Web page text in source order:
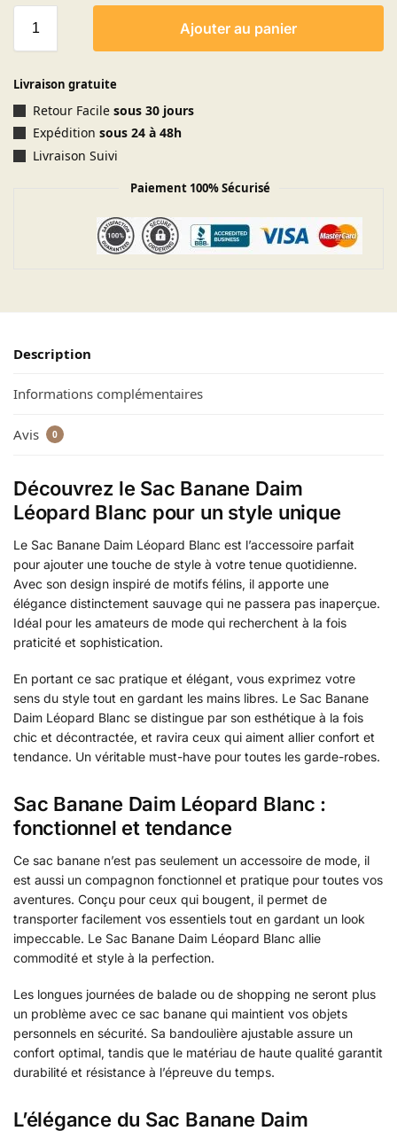
Ajouter au panier
Livraison gratuite
Retour Facile sous 30 jours
Expédition sous 24 à 48h
Livraison Suivi
Paiement 100% Sécurisé
Description
Informations complémentaires
Avis 0
Découvrez le Sac Banane Daim
Léopard Blanc pour un style unique
Le Sac Banane Daim Léopard Blanc est l’accessoire parfait
pour ajouter une touche de style à votre tenue quotidienne.
Avec son design inspiré de motifs félins, il apporte une
élégance distinctement sauvage qui ne passera pas inaperçue.
Idéal pour les amateurs de mode qui recherchent à la fois
praticité et sophistication.
En portant ce sac pratique et élégant, vous exprimez votre
sens du style tout en gardant les mains libres. Le Sac Banane
Daim Léopard Blanc se distingue par son esthétique à la fois
chic et décontractée, et ravira ceux qui aiment allier confort et
tendance. Un véritable must-have pour toutes les garde-robes.
Sac Banane Daim Léopard Blanc :
fonctionnel et tendance
Ce sac banane n’est pas seulement un accessoire de mode, il
est aussi un compagnon fonctionnel et pratique pour toutes vos
aventures. Conçu pour ceux qui bougent, il permet de
transporter facilement vos essentiels tout en gardant un look
impeccable. Le Sac Banane Daim Léopard Blanc allie
commodité et style à la perfection.
Les longues journées de balade ou de shopping ne seront plus
un problème avec ce sac banane qui maintient vos objets
personnels en sécurité. Sa bandoulière ajustable assure un
confort optimal, tandis que le matériau de haute qualité garantit
durabilité et résistance à l’épreuve du temps.
L’élégance du Sac Banane Daim